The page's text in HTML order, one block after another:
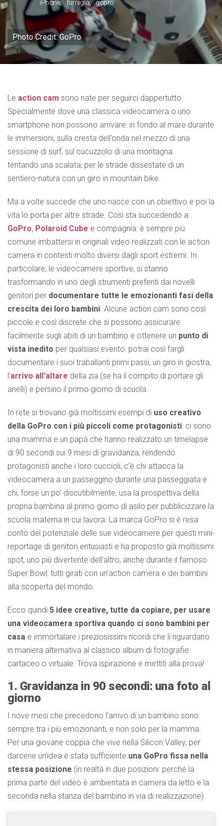
iPhone
famiglia gopro
Photo Credit: GoPro
Le action cam sono nate per seguirci dappertutto.
Specialmente dove una classica videocamera o uno
smartphone non possono arrivare: in fondo al mare durante
le immersioni, sulla cresta dell’onda nel mezzo di una
sessione di surf, sul cucuzzolo di una montagna
tentando una scalata, per le strade dissestate di un
sentiero-natura con un giro in mountain bike.
Ma a volte succede che uno nasce con un obiettivo e poi la
vita lo porta per altre strade. Così sta succedendo a
GoPro, Polaroid Cube e compagnia: è sempre più
comune imbattersi in originali video realizzati con le action
camera in contesti molto diversi dagli sport estremi. In
particolare, le videocamere sportive, si stanno
trasformando in uno degli strumenti preferiti dai novelli
genitori per documentare tutte le emozionanti fasi della
crescita dei loro bambini . Alcune action cam sono così
piccole e così discrete che si possono assicurare
facilmente sugli abiti di un bambino e ottenere un punto di
vista inedito per qualsiasi evento: potrai così fargli
documentare i suoi traballanti primi passi, un giro in giostra,
l’arrivo all’altare della zia (se ha il compito di portare gli
anelli) e persino il primo giorno di scuola.
In rete si trovano già moltissimi esempi di uso creativo
della GoPro con i più piccoli come protagonisti: ci sono
una mamma e un papà che hanno realizzato un timelapse
di 90 secondi sui 9 mesi di gravidanza, rendendo
protagonisti anche i loro cuccioli, c’è chi attacca la
videocamera a un passeggino durante una passeggiata e
chi, forse un po’ discutibilmente, usa la prospettiva della
propria bambina al primo giorno di asilo per pubblicizzare la
scuola materna in cui lavora. La marca GoPro si è resa
conto del potenziale delle sue videocamere per questi mini-
reportage di genitori entusiasti e ha proposto già moltissimi
spot, uno più divertente dell’altro, anche durante il famoso
Super Bowl: tutti girati con un’action camera e dei bambini
alla scoperta del mondo.
Ecco quindi 5 idee creative, tutte da copiare, per usare
una videocamera sportiva quando ci sono bambini per
casa e immortalare i preziosissimi ricordi che li riguardano
in maniera alternativa al classico album di fotografie
cartaceo o virtuale. Trova ispirazione e mettiti alla prova!
1. Gravidanza in 90 secondi: una foto al
giorno
I nove mesi che precedono l’arrivo di un bambino sono
sempre tra i più emozionanti, e non solo per la mamma.
Per una giovane coppia che vive nella Silicon Valley, per
darcene un’idea è stata sufficiente una GoPro fissa nella
stessa posizione (in realtà in due posizioni: perché la
prima parte del video è ambientata in camera da letto e la
seconda nella stanza del bambino in via di realizzazione).